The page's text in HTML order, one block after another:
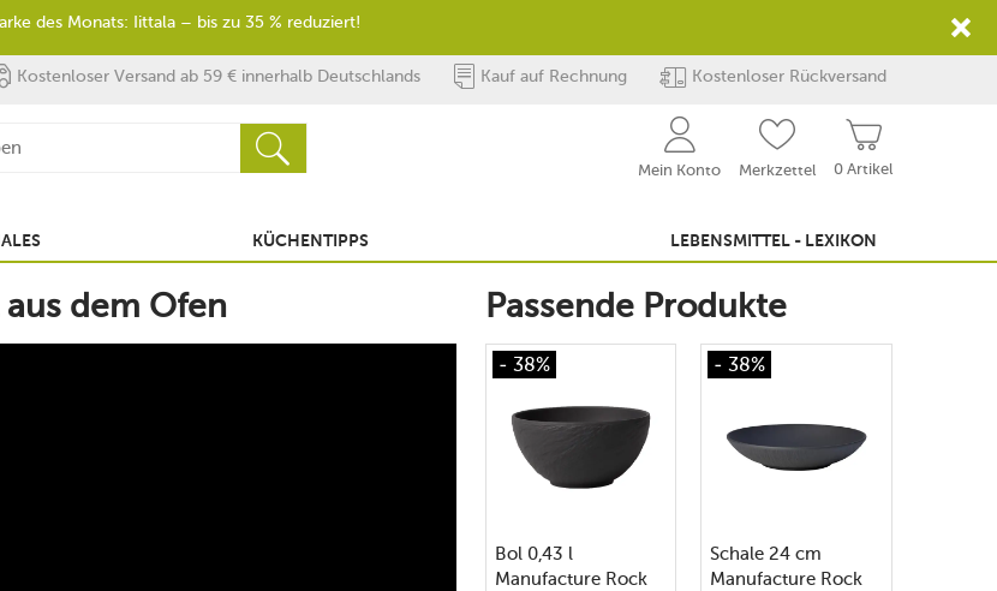
Kostenloser Versand ab 59 € innerhalb Deutschlands Kauf auf Rechnung Kostenloser Rückversand
0 Artikel
Mein Konto Merkzettel
KÜCHENTIPPS LEBENSMITTEL - LEXIKON
dem Ofen Passende Produkte
- 38%
Bol 0,43 l
Manufacture Rock
- 38%
Schale 24 cm
Manufacture Rock
des Monats: Iittala – bis zu 35 % reduziert!